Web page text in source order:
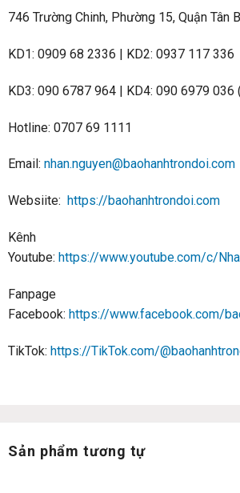
746 Trường Chinh, Phường 15, Quận Tân
KD1: 0909 68 2336 | KD2: 0937 117 336
KD3: 090 6787 964 | KD4: 090 6979 036
Hotline: 0707 69 1111
Email: nhan.nguyen@baohanhtrondoi.com
Websiite: https://baohanhtrondoi.com
Kênh
Youtube: https://www.youtube.com/c/
Fanpage
Facebook: https://www.facebook.com/
TikTok: https://TikTok.com/
Sản phẩm tương tự